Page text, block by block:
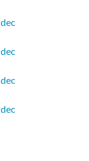
dec
dec
dec
dec